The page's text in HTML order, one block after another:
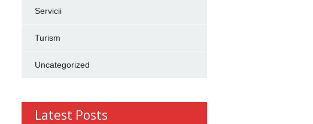
Servicii
Turism
Uncategorized
Latest Posts